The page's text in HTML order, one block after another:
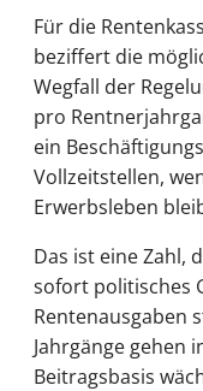
Für die
beziffert die
Wegfall der
pro
ein
Vollzeitstellen,
Erwerbsleben
Das ist eine Zahl,
sofort politisches
Rentenausgaben
Jahrgänge gehen
Beitragsbasis